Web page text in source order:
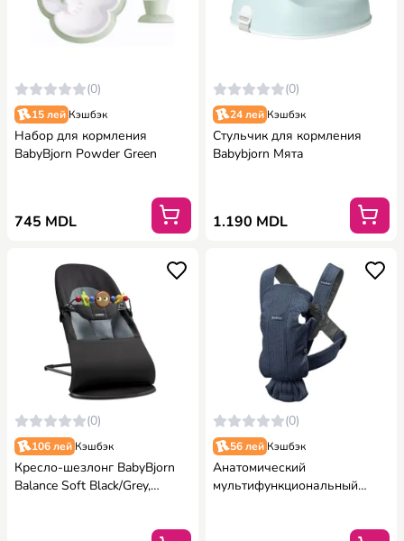
(0)
15 лей Кэшбэк
Набор для кормления
BabyBjorn Powder Green
745 MDL
(0)
24 лей Кэшбэк
Стульчик для кормления
Babybjorn Мята
1.190 MDL
(0)
106 лей Кэшбэк
Кресло-шезлонг BabyBjorn
Balance Soft Black/Grey,
(0)
56 лей Кэшбэк
Анатомический
мультифункциональный